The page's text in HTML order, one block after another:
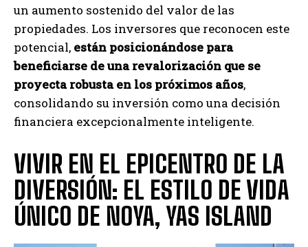
un aumento sostenido del valor de las
propiedades. Los inversores que reconocen este
potencial, están posicionándose para
beneficiarse de una revalorización que se
proyecta robusta en los próximos años,
consolidando su inversión como una decisión
financiera excepcionalmente inteligente.
VIVIR EN EL EPICENTRO DE LA
DIVERSIÓN: EL ESTILO DE VIDA
ÚNICO DE NOYA, YAS ISLAND